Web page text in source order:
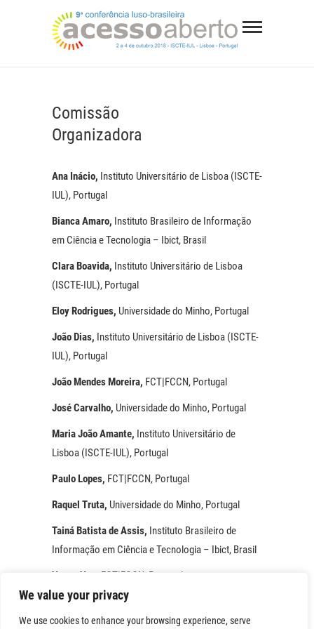
We value your privacy
We use cookies to enhance your browsing experience, serve
9ª
WEBSITE DA CONFERÊNCIA LUSO-BRASILEIRA
Comissão
Organizadora
Ana Inácio, Instituto Universitário de Lisboa (ISCTE-
IUL), Portugal
Bianca Amaro, Instituto Brasileiro de Informação
em Ciência e Tecnologia – Ibict, Brasil
Clara Boavida, Instituto Universitário de Lisboa
(ISCTE-IUL), Portugal
Eloy Rodrigues, Universidade do Minho, Portugal
João Dias, Instituto Universitário de Lisboa (ISCTE-
IUL), Portugal
João Mendes Moreira, FCT|FCCN, Portugal
José Carvalho, Universidade do Minho, Portugal
Maria João Amante, Instituto Universitário de
Lisboa (ISCTE-IUL), Portugal
Paulo Lopes, FCT|FCCN, Portugal
Raquel Truta, Universidade do Minho, Portugal
Tainá Batista de Assis, Instituto Brasileiro de
Informação em Ciência e Tecnologia – Ibict, Brasil
Vasco Vaz, FCT|FCCN, Portugal